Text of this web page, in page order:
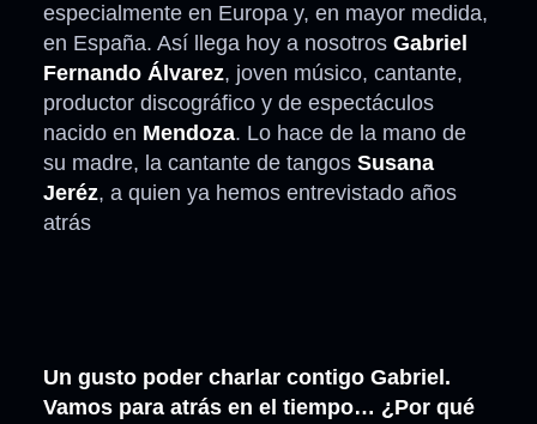
especialmente en Europa y, en mayor medida,
en España. Así llega hoy a nosotros Gabriel
Fernando Álvarez, joven músico, cantante,
productor discográfico y de espectáculos
nacido en Mendoza. Lo hace de la mano de
su madre, la cantante de tangos Susana
Jeréz, a quien ya hemos entrevistado años
atrás
Un gusto poder charlar contigo Gabriel.
Vamos para atrás en el tiempo… ¿Por qué